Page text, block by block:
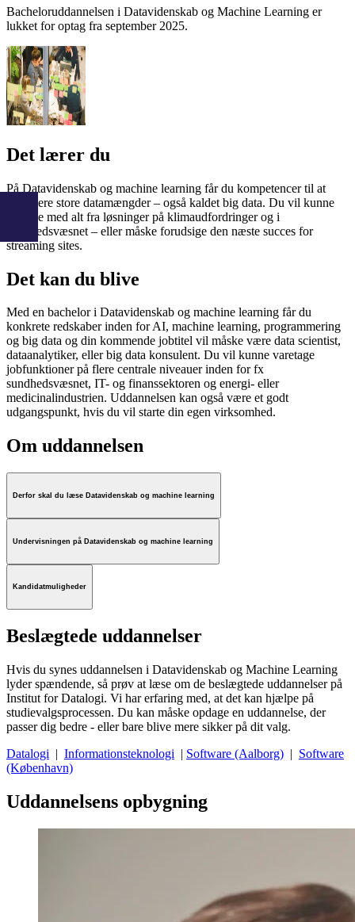
Bacheloruddannelsen i Datavidenskab og Machine Learning er
lukket for optag fra september 2025.
Det lærer du
På Datavidenskab og machine learning får du kompetencer til at
analysere store datamængder – også kaldet big data. Du vil kunne
bidrage med alt fra løsninger på klimaudfordringer og i
sundhedsvæsnet – eller måske forudsige den næste succes for
streaming sites.
Det kan du blive
Med en bachelor i Datavidenskab og machine learning får du
konkrete redskaber inden for AI, machine learning, programmering
og big data og din kommende jobtitel vil måske være data scientist,
dataanalytiker, eller big data konsulent. Du vil kunne varetage
jobfunktioner på flere centrale niveauer inden for fx
sundhedsvæsnet, IT- og finanssektoren og energi- eller
medicinalindustrien. Uddannelsen kan også være et godt
udgangspunkt, hvis du vil starte din egen virksomhed.
Om uddannelsen
Derfor skal du læse Datavidenskab og machine learning
Undervisningen på Datavidenskab og machine learning
Kandidatmuligheder
Beslægtede uddannelser
Hvis du synes uddannelsen i Datavidenskab og Machine Learning
lyder spændende, så prøv at læse om de beslægtede uddannelser på
Institut for Datalogi. Vi har erfaring med, at det kan hjælpe på
studievalgsprocessen. Du kan måske opdage en uddannelse, der
passer dig bedre - eller bare blive mere sikker på dit valg.
Datalogi | Informationsteknologi | Software (Aalborg) | Software
(København)
Uddannelsens opbygning